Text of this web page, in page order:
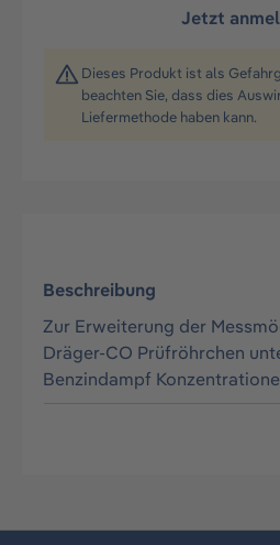
Jetzt
Dieses Produkt ist als
beachten Sie, dass dies
Liefermethode haben kann.
Beschreibung
Zur Erweiterung der
Dräger-CO Prüfröhrchen
Benzindampf